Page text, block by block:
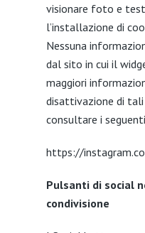
visionare foto e
l’installazione di
Nessuna
dal sito in cui il
maggiori
disattivazione di tali
consultare i
https://
Pulsanti di social
condivisione